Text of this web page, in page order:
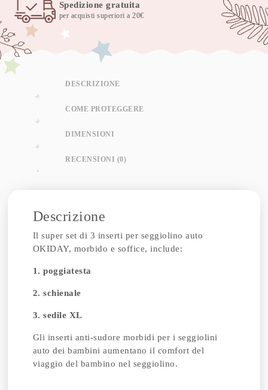
Spedizione gratuita
per acquisti superiori a 20€
DESCRIZIONE
COME PROTEGGERE
DIMENSIONI
RECENSIONI (0)
Descrizione
Il super set di 3 inserti per seggiolino auto
OKIDAY, morbido e soffice, include:
1. poggiatesta
2. schienale
3. sedile XL
Gli inserti anti-sudore morbidi per i seggiolini
auto dei bambini aumentano il comfort del
viaggio del bambino nel seggiolino.